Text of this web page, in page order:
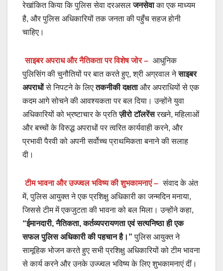
रेखांकित किया कि पुलिस सेवा दरअसलजनसेवाका एक माध्यम
है, और पुलिस अधिकारियों तक जनता की पहुँच सहज होनी
चाहिए।
साइबर अपराध और नैतिकता पर विशेष जोर – आधुनिक
पुलिसिंग की चुनौतियों पर बात करते हुए, श्री अग्रवाल नेसाइबर
अपराधोंसे निपटने के लिएतकनीकी दक्षताऔर अपराधियों से एक
कदम आगे सोचने की आवश्यकता पर बल दिया। उन्होंने युवा
अधिकारियों को भ्रष्टाचार के प्रतिज़ीरो टॉलरेंसरखने, महिलाओं
और बच्चों के विरुद्ध अपराधों पर त्वरित कार्यवाही करने, और
प्रभावी पैरवी को अपनी सर्वोच्च प्राथमिकता बनाने की सलाह
दी।
टीम भावना और उज्ज्वल भविष्य की शुभकामनाएं – संवाद के अंत
में, पुलिस आयुक्त ने एक प्रशिक्षु अधिकारी का जन्मदिन मनाया,
जिससे टीम में एकजुटता की भावना को बल मिला। उन्होंने कहा,
“ईमानदारी, नैतिकता, कर्तव्यपरायणता एवं सत्यनिष्ठा ही एक
सफल पुलिस अधिकारी की पहचान है।” पुलिस आयुक्त ने
सामूहिक भोजन करते हुए सभी प्रशिक्षु अधिकारियों को टीम भावना
से कार्य करने और उनके उज्ज्वल भविष्य के लिए शुभकामनाएं दीं।